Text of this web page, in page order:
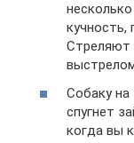
кучность,
Собаку на
спугнет
когда вы